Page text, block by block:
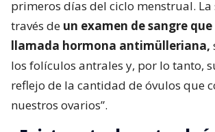
primeros días del ciclo menstrual. La
través de un examen de sangre
llamada hormona antimülleriana,
los folículos antrales y, por lo tanto,
reflejo de la cantidad de óvulos que
nuestros ovarios”.